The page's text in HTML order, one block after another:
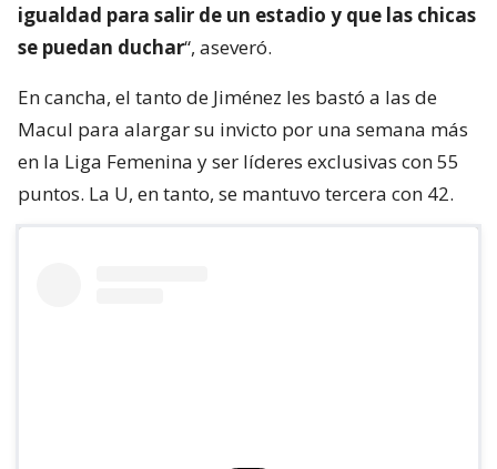
igualdad para salir de un estadio y que las chicas
se puedan duchar“, aseveró.
En cancha, el tanto de Jiménez les bastó a las de
Macul para alargar su invicto por una semana más
en la Liga Femenina y ser líderes exclusivas con 55
puntos. La U, en tanto, se mantuvo tercera con 42.